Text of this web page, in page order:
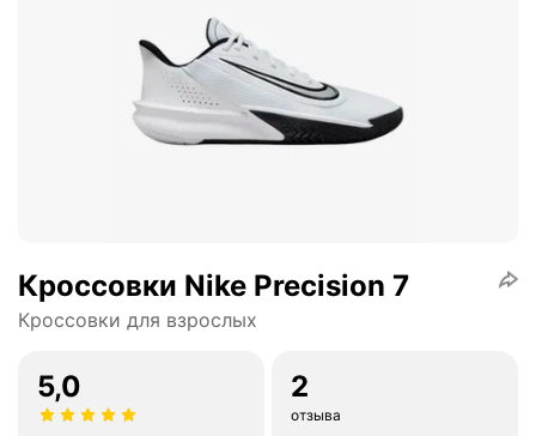
Кроссовки Nike Precision 7
Кроссовки для взрослых
5,0 2
отзыва